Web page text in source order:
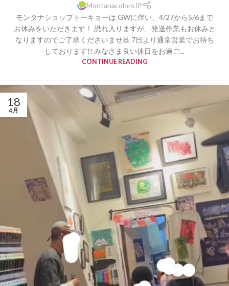
MontanacolorsJP
モンタナショップトーキョーは GWに伴い、4/27から5/6まで
お休みをいただきます！ 恐れ入りますが、発送作業もお休みと
なりますのでご了承くださいませ🙇 7日より通常営業でお待ち
しております!! みなさま良い休日をお過ご...
CONTINUE READING
18
4月